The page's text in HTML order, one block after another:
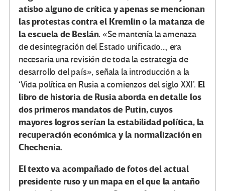
atisbo alguno de crítica y apenas se mencionan
las protestas contra el Kremlin o la matanza de
la escuela de Beslán. «Se mantenía la amenaza
de desintegración del Estado unificado…, era
necesaria una revisión de toda la estrategia de
desarrollo del país», señala la introducción a la
‘Vida política en Rusia a comienzos del siglo XXI’. El
libro de historia de Rusia aborda en detalle los
dos primeros mandatos de Putin, cuyos
mayores logros serían la estabilidad política, la
recuperación económica y la normalización en
Chechenia.
El texto va acompañado de fotos del actual
presidente ruso y un mapa en el que la antaño